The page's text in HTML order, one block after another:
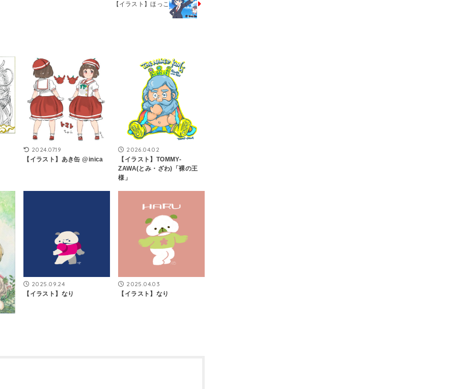
【イラスト】ほっこ
2024.07.19
【イラスト】あき缶 @inica
2026.04.02
【イラスト】TOMMY-
ZAWA(とみ・ざわ)「裸の王
様」
2025.09.24
【イラスト】なり
2025.04.03
【イラスト】なり